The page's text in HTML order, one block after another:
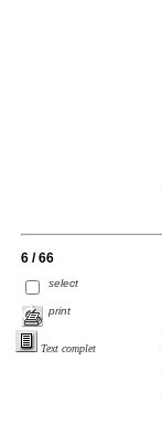
6 / 66
select
print
Text complet